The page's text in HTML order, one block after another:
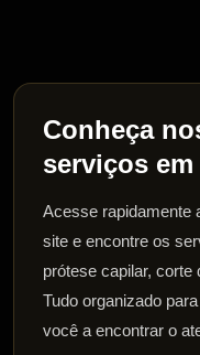
Conheça
serviços em
Acesse rapidamente
site e encontre os
prótese capilar, corte
Tudo organizado
você a encontrar o